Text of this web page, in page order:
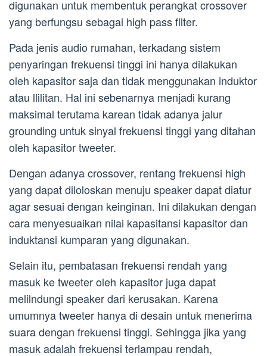
digunakan untuk membentuk perangkat crossover
yang berfungsu sebagai high pass filter.
Pada jenis audio rumahan, terkadang sistem
penyaringan frekuensi tinggi ini hanya dilakukan
oleh kapasitor saja dan tidak menggunakan induktor
atau llilitan. Hal ini sebenarnya menjadi kurang
maksimal terutama karean tidak adanya jalur
grounding untuk sinyal frekuensi tinggi yang ditahan
oleh kapasitor tweeter.
Dengan adanya crossover, rentang frekuensi high
yang dapat diloloskan menuju speaker dapat diatur
agar sesuai dengan keinginan. Ini dilakukan dengan
cara menyesuaikan nilai kapasitansi kapasitor dan
induktansi kumparan yang digunakan.
Selain itu, pembatasan frekuensi rendah yang
masuk ke tweeter oleh kapasitor juga dapat
melilndungi speaker dari kerusakan. Karena
umumnya tweeter hanya di desain untuk menerima
suara dengan frekuensi tinggi. Sehingga jika yang
masuk adalah frekuensi terlampau rendah,